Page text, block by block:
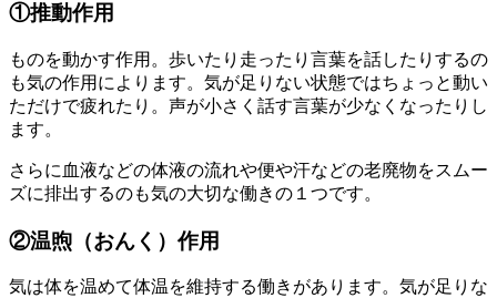
①推動作用
ものを動かす作用。歩いたり走ったり言葉を話したりするの
も気の作用によります。気が足りない状態ではちょっと動い
ただけで疲れたり。声が小さく話す言葉が少なくなったりし
ます。
さらに血液などの体液の流れや便や汗などの老廃物をスムー
ズに排出するのも気の大切な働きの１つです。
②温煦（おんく）作用
気は体を温めて体温を維持する働きがあります。気が足りな